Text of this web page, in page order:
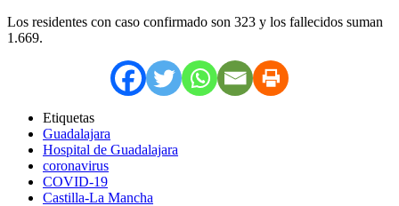
Los residentes con caso confirmado son 323 y los fallecidos suman
1.669.
Etiquetas
Guadalajara
Hospital de Guadalajara
coronavirus
COVID-19
Castilla-La Mancha